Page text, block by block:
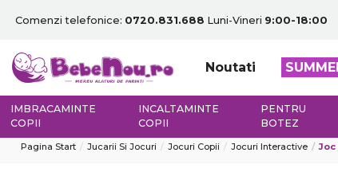
Comenzi telefonice: 0720.831.688 Luni-Vineri 9:00-18:00
Noutati
IMBRACAMINTE
COPII
INCALTAMINTE
COPII
PENTRU
BOTEZ
Pagina Start Jucarii Si Jocuri Jocuri Copii Jocuri Interactive Joc